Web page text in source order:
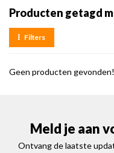
Producten getagd
Filters
Geen producten
Meld je aan
Ontvang de laatste